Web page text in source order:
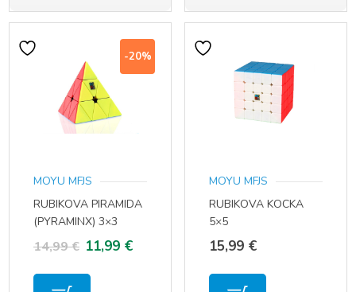
-20%
MOYU MFJS
RUBIKOVA PIRAMIDA
(PYRAMINX) 3×3
14,99€ Izvorna
cijena
11,99 €Trenutna
MOYU MFJS
RUBIKOVA KOCKA
5×5
15,99 €